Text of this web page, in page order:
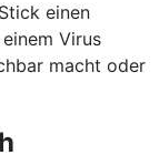
einen
Virus
macht oder